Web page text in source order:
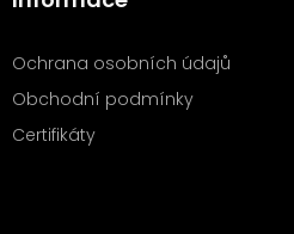
Ochrana osobních údajů
Obchodní podmínky
Certifikáty